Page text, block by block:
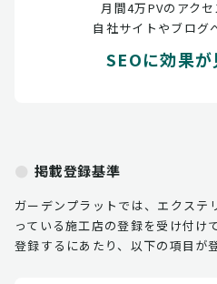
月間4万PVのアクセ
自社サイトやブログ
SEOに効果が
掲載登録基準
ガーデンプラットでは、エクステ
っている施工店の登録を受け付け
登録するにあたり、以下の項目が